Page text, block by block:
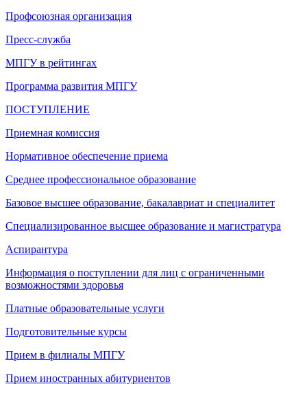
Профсоюзная организация
Пресс-служба
МПГУ в рейтингах
Программа развития МПГУ
ПОСТУПЛЕНИЕ
Приемная комиссия
Нормативное обеспечение приема
Среднее профессиональное образование
Базовое высшее образование, бакалавриат и специалитет
Специализированное высшее образование и магистратура
Аспирантура
Информация о поступлении для лиц с ограниченными
возможностями здоровья
Платные образовательные услуги
Подготовительные курсы
Прием в филиалы МПГУ
Прием иностранных абитуриентов